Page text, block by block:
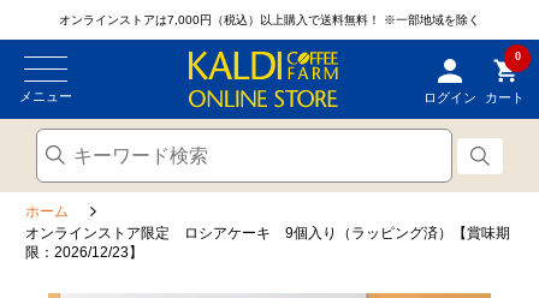
オンラインストアは7,000円（税込）以上購入で送料無料！ ※一部地域を除く
メニュー ログイン
0
カート
ホーム
オンラインストア限定 ロシアケーキ 9個入り（ラッピング済）【賞味期
限：2026/12/23】